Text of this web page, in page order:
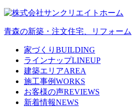
青森の新築・注文住宅、リフォーム
家づくり BUILDING
ラインナップLINEUP
建築エリアAREA
施工事例WORKS
お客様の声REVIEWS
新着情報NEWS